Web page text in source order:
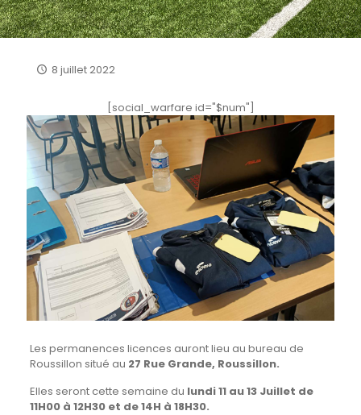
8 juillet 2022
[social_warfare id="$num"]
Les permanences licences auront lieu au bureau de
Roussillon situé au 27 Rue Grande, Roussillon.
Elles seront cette semaine du lundi 11 au 13 Juillet de
11H00 à 12H30 et de 14H à 18H30.